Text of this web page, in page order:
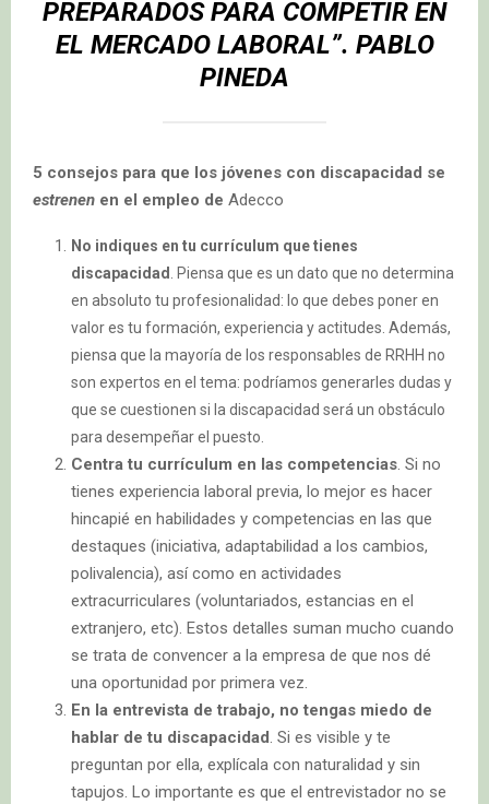
PREPARADOS PARA COMPETIR EN
EL MERCADO LABORAL”. PABLO
PINEDA
5 consejos para que los jóvenes con discapacidad se
estrenen en el empleo de Adecco
No indiques en tu currículum que tienes
discapacidad . Piensa que es un dato que no determina
en absoluto tu profesionalidad: lo que debes poner en
valor es tu formación, experiencia y actitudes. Además,
piensa que la mayoría de los responsables de RRHH no
son expertos en el tema: podríamos generarles dudas y
que se cuestionen si la discapacidad será un obstáculo
para desempeñar el puesto.
Centra tu currículum en las competencias. Si no
tienes experiencia laboral previa, lo mejor es hacer
hincapié en habilidades y competencias en las que
destaques (iniciativa, adaptabilidad a los cambios,
polivalencia), así como en actividades
extracurriculares (voluntariados, estancias en el
extranjero, etc). Estos detalles suman mucho cuando
se trata de convencer a la empresa de que nos dé
una oportunidad por primera vez.
En la entrevista de trabajo, no tengas miedo de
hablar de tu discapacidad . Si es visible y te
preguntan por ella, explícala con naturalidad y sin
tapujos. Lo importante es que el entrevistador no se